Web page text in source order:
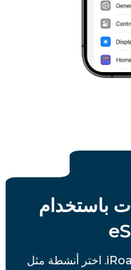
باستخدام
قدّر احتياجاتك من البيانات مع iRoamly. اختر أنشطة مثل